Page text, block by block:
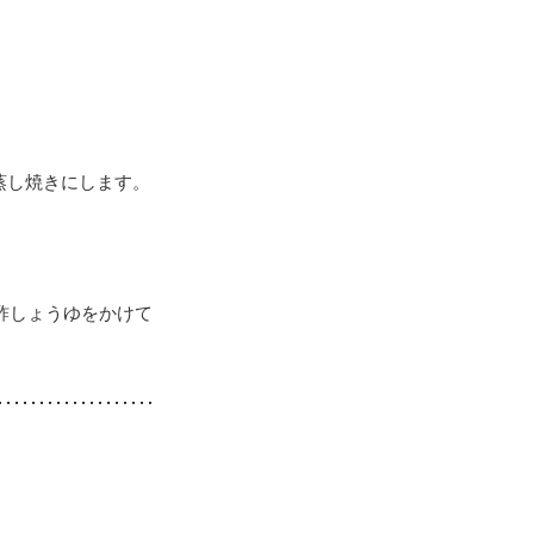
焼きにします。
しょうゆをかけて